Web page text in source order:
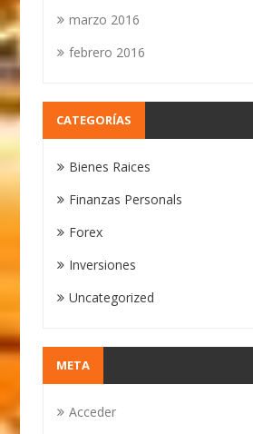
marzo 2016
febrero 2016
CATEGORÍAS
Bienes Raices
Finanzas Personals
Forex
Inversiones
Uncategorized
META
Acceder